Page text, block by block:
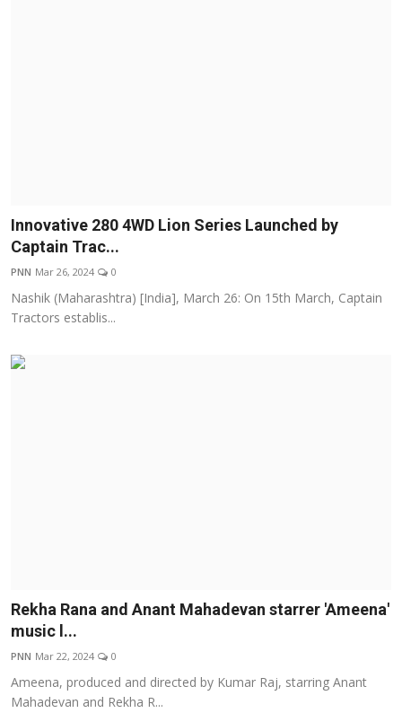
Innovative 280 4WD Lion Series Launched by
Captain Trac...
PNN Mar 26, 2024 0
Nashik (Maharashtra) [India], March 26: On 15th March, Captain
Tractors establis...
Rekha Rana and Anant Mahadevan starrer 'Ameena'
music l...
PNN Mar 22, 2024 0
Ameena, produced and directed by Kumar Raj, starring Anant
Mahadevan and Rekha R...